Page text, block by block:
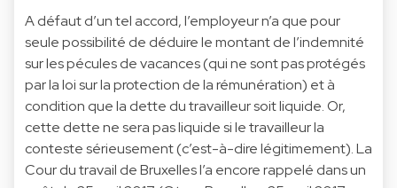
A défaut d’un tel accord, l’employeur n’a que pour
seule possibilité de déduire le montant de l’indemnité
sur les pécules de vacances (qui ne sont pas protégés
par la loi sur la protection de la rémunération) et à
condition que la dette du travailleur soit liquide. Or,
cette dette ne sera pas liquide si le travailleur la
conteste sérieusement (c’est-à-dire légitimement). La
Cour du travail de Bruxelles l’a encore rappelé dans un